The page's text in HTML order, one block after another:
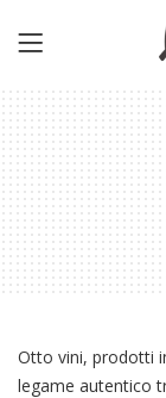
Otto vini, prodotti
legame autentico